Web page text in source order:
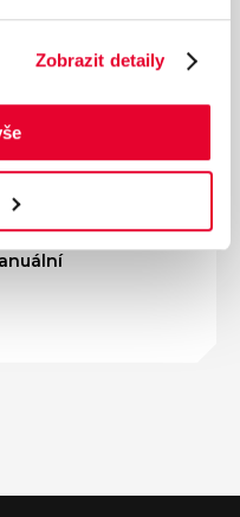
Zobrazit detaily
110 5 míst 1.0